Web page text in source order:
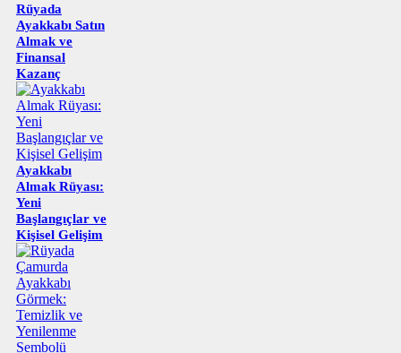
Rüyada
Ayakkabı Satın
Almak ve
Finansal
Kazanç
Ayakkabı
Almak Rüyası:
Yeni
Başlangıçlar ve
Kişisel Gelişim